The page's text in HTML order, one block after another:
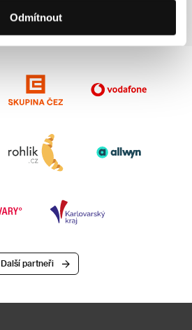
Odmítnout
Další partneři